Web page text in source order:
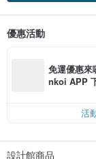
優惠活動
免運優惠來
nkoi APP
活
設計館商品